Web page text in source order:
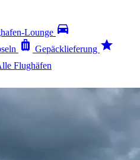
Lounge directions_car
luggage Gepäcklieferung star
Flughäfen